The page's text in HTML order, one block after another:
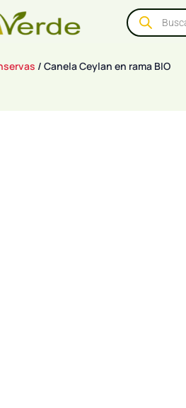
/ Canela Ceylan en rama BIO